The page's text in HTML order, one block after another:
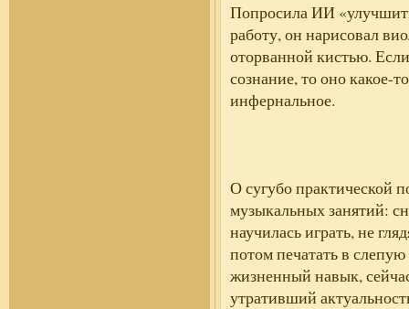
Попросила ИИ
работу, он нарисовал
оторванной кистью.
сознание, то оно какое-то
инфернальное.
О сугубо практической
музыкальных занятий:
научилась играть, не
потом печатать в
жизненный навык,
утративший